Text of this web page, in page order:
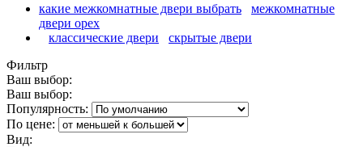
какие межкомнатные двери выбрать
межкомнатные
двери орех
классические двери
скрытые двери
Фильтр
Ваш выбор:
Ваш выбор:
Популярность:
По цене:
Вид: